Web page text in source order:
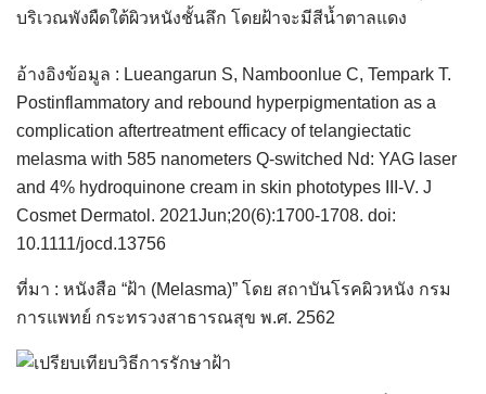
บริเวณพังผืดใต้ผิวหนังชั้นลึก โดยฝ้าจะมีสีน้ำตาลแดง
อ้างอิงข้อมูล : Lueangarun S, Namboonlue C, Tempark T.
Postinflammatory and rebound hyperpigmentation as a
complication aftertreatment efficacy of telangiectatic
melasma with 585 nanometers Q-switched Nd: YAG laser
and 4% hydroquinone cream in skin phototypes III-V. J
Cosmet Dermatol. 2021Jun;20(6):1700-1708. doi:
10.1111/jocd.13756
ที่มา : หนังสือ “ฝ้า (Melasma)” โดย สถาบันโรคผิวหนัง กรม
การแพทย์ กระทรวงสาธารณสุข พ.ศ. 2562